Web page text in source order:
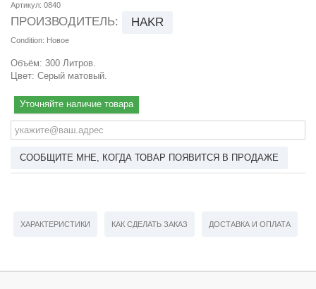
Артикул: 0840
ПРОИЗВОДИТЕЛЬ: HAKR
Condition: Новое
Объём: 300 Литров.
Цвет: Серый матовый.
Уточняйте наличие товара
СООБЩИТЕ МНЕ, КОГДА ТОВАР ПОЯВИТСЯ В ПРОДАЖЕ
ХАРАКТЕРИСТИКИ КАК СДЕЛАТЬ ЗАКАЗ ДОСТАВКА И ОПЛАТА